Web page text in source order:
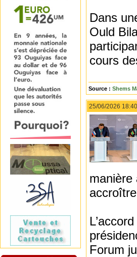
Dans
Ould
cours
Source : Shems
25/06/2026
manière
Forum